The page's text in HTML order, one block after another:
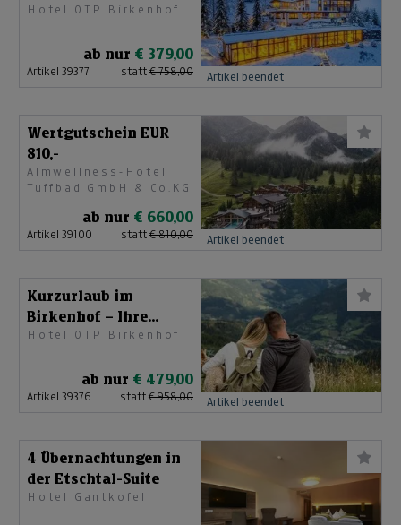
& Zauber
Hotel OTP Birkenhof
ab nur € 379,00
Artikel 39377 statt € 758,00 Artikel beendet
Wertgutschein EUR
810,-
Almwellness-Hotel
Tuffbad GmbH & Co.KG
ab nur € 660,00
Artikel 39100 statt € 810,00 Artikel beendet
Kurzurlaub im
Birkenhof – Ihre
kleine Wohlfühl-
Hotel OTP Birkenhof
ab nur € 479,00
Artikel 39376 statt € 958,00 Artikel beendet
4 Übernachtungen in
der Etschtal-Suite
Hotel Gantkofel